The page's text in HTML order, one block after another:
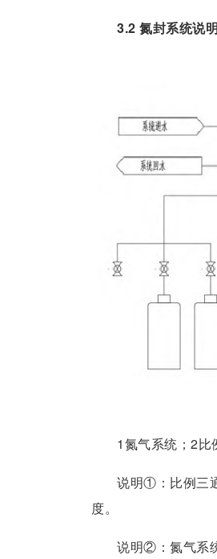
3.2 氮封系统说明
1氮气系统；2比
说明①：比例三
度。
说明②：氮气系